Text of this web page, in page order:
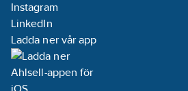
Instagram
LinkedIn
Ladda ner vår app